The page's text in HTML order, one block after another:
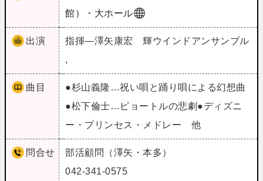
館）・大ホール
出演
指揮―澤矢康宏 輝ウインドアンサンブル
,
曲目
●杉山義隆…祝い唄と踊り唄による幻想曲
●松下倫士…ピョートルの悲劇●ディズニ
ー・プリンセス・メドレー 他
問合せ
部活顧問（澤矢・本多）
042-341-0575